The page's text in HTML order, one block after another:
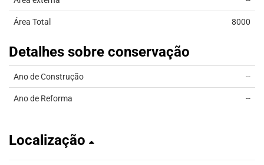
Área Total 8000
Detalhes sobre conservação
Ano de Construção --
Ano de Reforma --
Localização